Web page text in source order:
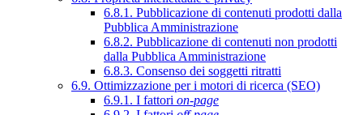
6.8.1. Pubblicazione di contenuti prodotti dalla
Pubblica Amministrazione
6.8.2. Pubblicazione di contenuti non prodotti
dalla Pubblica Amministrazione
6.8.3. Consenso dei soggetti ritratti
6.9. Ottimizzazione per i motori di ricerca (SEO)
6.9.1. I fattori on-page